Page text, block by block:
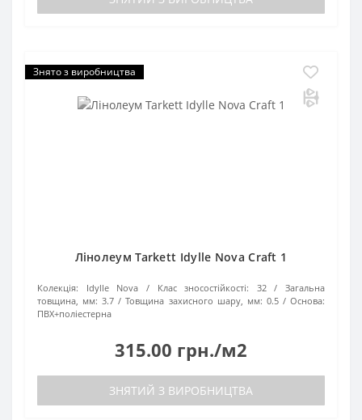
Знято з виробництва
Лінолеум Tarkett Idylle Nova Craft 1
Колекція: Idylle Nova Клас зносостійкості: 32
Загальна
товщина, мм: 3.7 Товщина захисного шару, мм: 0.5
Основа:
ПВХ+поліестерна
315.00 грн./м2
ЗНЯТИЙ З ВИРОБНИЦТВА